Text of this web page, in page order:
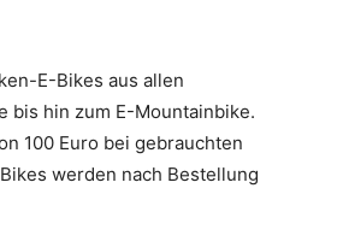
E-Bikes aus allen
bis hin zum E-Mountainbike.
100 Euro bei gebrauchten
werden nach Bestellung